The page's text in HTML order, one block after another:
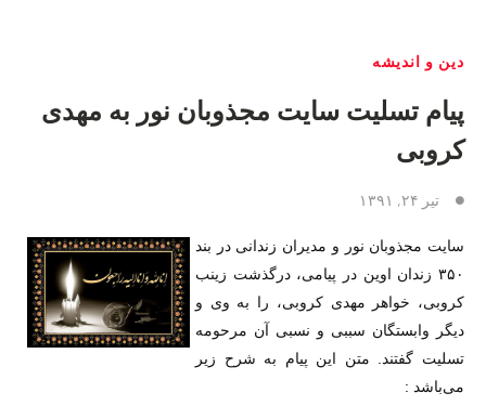
دین و اندیشه
پیام تسلیت سایت مجذوبان نور به مهدی
کروبی
تیر ۲۴, ۱۳۹۱
سایت مجذوبان نور و مدیران زندانی در بند
۳۵۰ زندان اوین در پیامی، درگذشت زینب
کروبی، خواهر مهدی کروبی، را به وی و
دیگر وابستگان سببی و نسبی آن مرحومه
تسلیت گفتند. متن این پیام به شرح زیر
می‌باشد :